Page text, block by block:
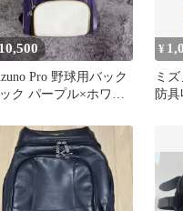
Pro 野球用バック
ク パープル×ホワイ
¥
ミ
防